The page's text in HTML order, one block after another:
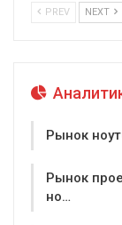
PREV NEXT
Рынок
Рынок
но…